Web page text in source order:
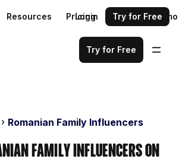
Resources Pricing Request a demo
Login Try for Free
Try for Free
Romanian Family Influencers
Family Influencers on